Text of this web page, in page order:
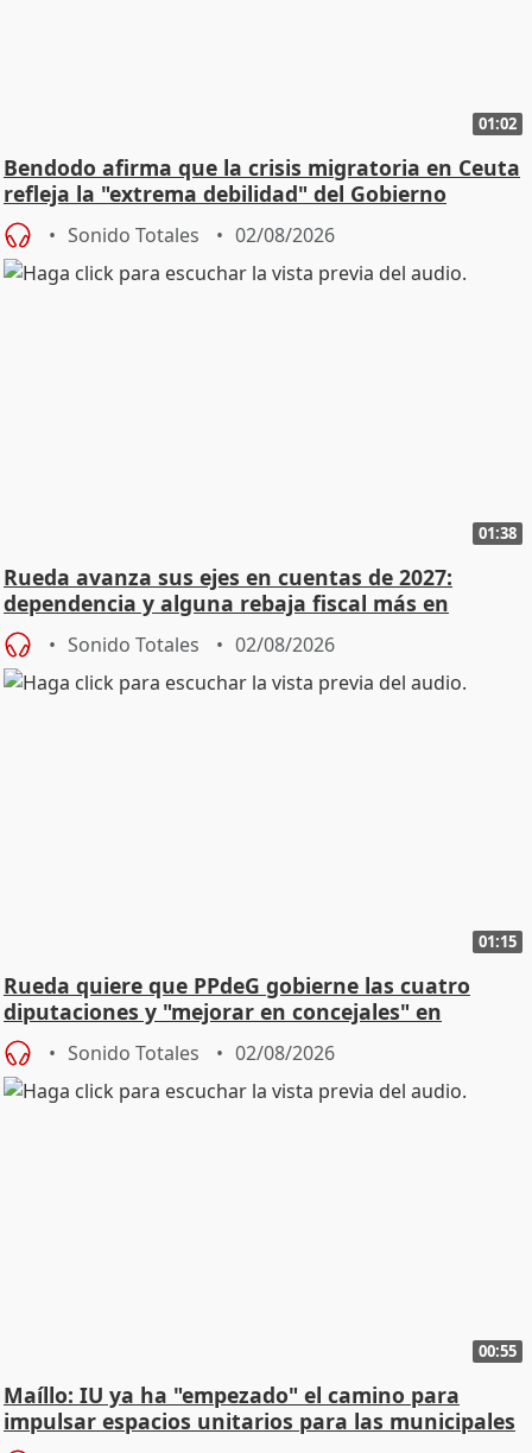
01:02
Bendodo afirma que la crisis migratoria en Ceuta
refleja la "extrema debilidad" del Gobierno
Sonido Totales 02/08/2026
01:38
Rueda avanza sus ejes en cuentas de 2027:
dependencia y alguna rebaja fiscal más en
vivienda
Sonido Totales 02/08/2026
01:15
Rueda quiere que PPdeG gobierne las cuatro
diputaciones y "mejorar en concejales" en
ciudades
Sonido Totales 02/08/2026
00:55
Maíllo: IU ya ha "empezado" el camino para
impulsar espacios unitarios para las municipales